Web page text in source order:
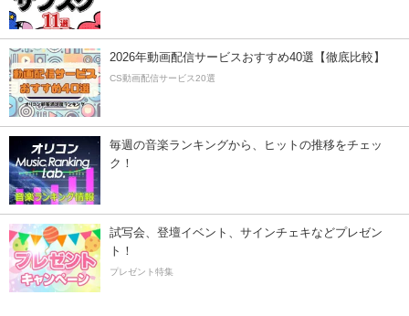
2026年動画配信サービスおすすめ40選【徹底比較】
CS動画配信サービス20選
毎週の音楽ランキングから、ヒットの推移をチェッ
ク！
試写会、登壇イベント、サインチェキなどプレゼン
ト！
プレゼント特集